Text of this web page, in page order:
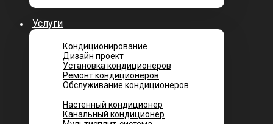
Услуги
Кондиционирование
Дизайн проект
Установка кондиционеров
Ремонт кондиционеров
Обслуживание кондиционеров
Настенный кондиционер
Канальный кондиционер